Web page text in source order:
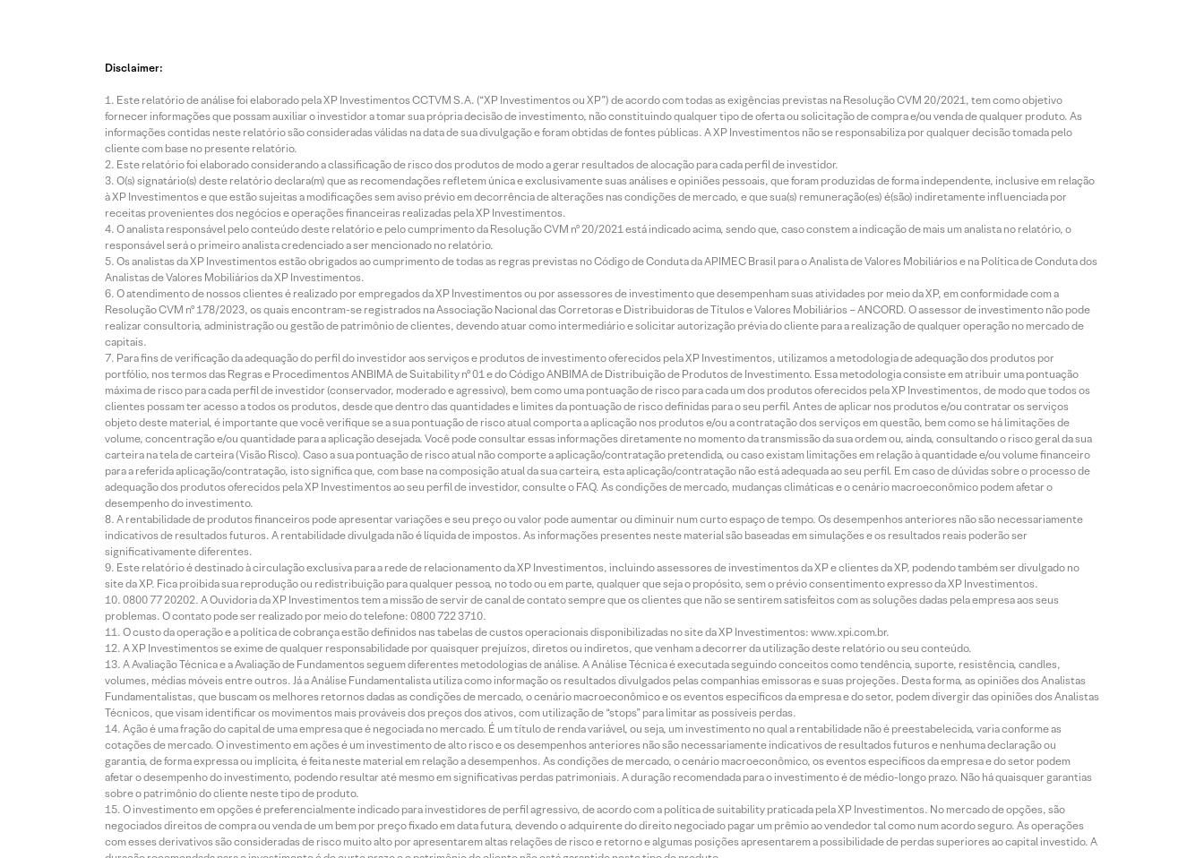
Disclaimer:
Este relatório de análise foi elaborado pela XP Investimentos CCTVM S.A. (“XP Investimentos ou XP”) de acordo com todas as exigências previstas na Resolução CVM 20/2021, tem como objetivo
fornecer informações que possam auxiliar o investidor a tomar sua própria decisão de investimento, não constituindo qualquer tipo de oferta ou solicitação de compra e/ou venda de qualquer produto. As
informações contidas neste relatório são consideradas válidas na data de sua divulgação e foram obtidas de fontes públicas. A XP Investimentos não se responsabiliza por qualquer decisão tomada pelo
cliente com base no presente relatório.
Este relatório foi elaborado considerando a classificação de risco dos produtos de modo a gerar resultados de alocação para cada perfil de investidor.
O(s) signatário(s) deste relatório declara(m) que as recomendações refletem única e exclusivamente suas análises e opiniões pessoais, que foram produzidas de forma independente, inclusive em relação
à XP Investimentos e que estão sujeitas a modificações sem aviso prévio em decorrência de alterações nas condições de mercado, e que sua(s) remuneração(es) é(são) indiretamente influenciada por
receitas provenientes dos negócios e operações financeiras realizadas pela XP Investimentos.
O analista responsável pelo conteúdo deste relatório e pelo cumprimento da Resolução CVM nº 20/2021 está indicado acima, sendo que, caso constem a indicação de mais um analista no relatório, o
responsável será o primeiro analista credenciado a ser mencionado no relatório.
Os analistas da XP Investimentos estão obrigados ao cumprimento de todas as regras previstas no Código de Conduta da APIMEC Brasil para o Analista de Valores Mobiliários e na Política de Conduta dos
Analistas de Valores Mobiliários da XP Investimentos.
O atendimento de nossos clientes é realizado por empregados da XP Investimentos ou por assessores de investimento que desempenham suas atividades por meio da XP, em conformidade com a
Resolução CVM nº 178/2023, os quais encontram-se registrados na Associação Nacional das Corretoras e Distribuidoras de Títulos e Valores Mobiliários – ANCORD. O assessor de investimento não pode
realizar consultoria, administração ou gestão de patrimônio de clientes, devendo atuar como intermediário e solicitar autorização prévia do cliente para a realização de qualquer operação no mercado de
capitais.
Para fins de verificação da adequação do perfil do investidor aos serviços e produtos de investimento oferecidos pela XP Investimentos, utilizamos a metodologia de adequação dos produtos por
portfólio, nos termos das Regras e Procedimentos ANBIMA de Suitability nº 01 e do Código ANBIMA de Distribuição de Produtos de Investimento. Essa metodologia consiste em atribuir uma pontuação
máxima de risco para cada perfil de investidor (conservador, moderado e agressivo), bem como uma pontuação de risco para cada um dos produtos oferecidos pela XP Investimentos, de modo que todos os
clientes possam ter acesso a todos os produtos, desde que dentro das quantidades e limites da pontuação de risco definidas para o seu perfil. Antes de aplicar nos produtos e/ou contratar os serviços
objeto deste material, é importante que você verifique se a sua pontuação de risco atual comporta a aplicação nos produtos e/ou a contratação dos serviços em questão, bem como se há limitações de
volume, concentração e/ou quantidade para a aplicação desejada. Você pode consultar essas informações diretamente no momento da transmissão da sua ordem ou, ainda, consultando o risco geral da sua
carteira na tela de carteira (Visão Risco). Caso a sua pontuação de risco atual não comporte a aplicação/contratação pretendida, ou caso existam limitações em relação à quantidade e/ou volume financeiro
para a referida aplicação/contratação, isto significa que, com base na composição atual da sua carteira, esta aplicação/contratação não está adequada ao seu perfil. Em caso de dúvidas sobre o processo de
adequação dos produtos oferecidos pela XP Investimentos ao seu perfil de investidor, consulte o FAQ. As condições de mercado, mudanças climáticas e o cenário macroeconômico podem afetar o
desempenho do investimento.
A rentabilidade de produtos financeiros pode apresentar variações e seu preço ou valor pode aumentar ou diminuir num curto espaço de tempo. Os desempenhos anteriores não são necessariamente
indicativos de resultados futuros. A rentabilidade divulgada não é líquida de impostos. As informações presentes neste material são baseadas em simulações e os resultados reais poderão ser
significativamente diferentes.
Este relatório é destinado à circulação exclusiva para a rede de relacionamento da XP Investimentos, incluindo assessores de investimentos da XP e clientes da XP, podendo também ser divulgado no
site da XP. Fica proibida sua reprodução ou redistribuição para qualquer pessoa, no todo ou em parte, qualquer que seja o propósito, sem o prévio consentimento expresso da XP Investimentos.
0800 77 20202. A Ouvidoria da XP Investimentos tem a missão de servir de canal de contato sempre que os clientes que não se sentirem satisfeitos com as soluções dadas pela empresa aos seus
problemas. O contato pode ser realizado por meio do telefone: 0800 722 3710.
O custo da operação e a política de cobrança estão definidos nas tabelas de custos operacionais disponibilizadas no site da XP Investimentos: www.xpi.com.br.
A XP Investimentos se exime de qualquer responsabilidade por quaisquer prejuízos, diretos ou indiretos, que venham a decorrer da utilização deste relatório ou seu conteúdo.
A Avaliação Técnica e a Avaliação de Fundamentos seguem diferentes metodologias de análise. A Análise Técnica é executada seguindo conceitos como tendência, suporte, resistência, candles,
volumes, médias móveis entre outros. Já a Análise Fundamentalista utiliza como informação os resultados divulgados pelas companhias emissoras e suas projeções. Desta forma, as opiniões dos Analistas
Fundamentalistas, que buscam os melhores retornos dadas as condições de mercado, o cenário macroeconômico e os eventos específicos da empresa e do setor, podem divergir das opiniões dos Analistas
Técnicos, que visam identificar os movimentos mais prováveis dos preços dos ativos, com utilização de “stops” para limitar as possíveis perdas.
Ação é uma fração do capital de uma empresa que é negociada no mercado. É um título de renda variável, ou seja, um investimento no qual a rentabilidade não é preestabelecida, varia conforme as
cotações de mercado. O investimento em ações é um investimento de alto risco e os desempenhos anteriores não são necessariamente indicativos de resultados futuros e nenhuma declaração ou
garantia, de forma expressa ou implícita, é feita neste material em relação a desempenhos. As condições de mercado, o cenário macroeconômico, os eventos específicos da empresa e do setor podem
afetar o desempenho do investimento, podendo resultar até mesmo em significativas perdas patrimoniais. A duração recomendada para o investimento é de médio-longo prazo. Não há quaisquer garantias
sobre o patrimônio do cliente neste tipo de produto.
O investimento em opções é preferencialmente indicado para investidores de perfil agressivo, de acordo com a política de suitability praticada pela XP Investimentos. No mercado de opções, são
negociados direitos de compra ou venda de um bem por preço fixado em data futura, devendo o adquirente do direito negociado pagar um prêmio ao vendedor tal como num acordo seguro. As operações
com esses derivativos são consideradas de risco muito alto por apresentarem altas relações de risco e retorno e algumas posições apresentarem a possibilidade de perdas superiores ao capital investido. A